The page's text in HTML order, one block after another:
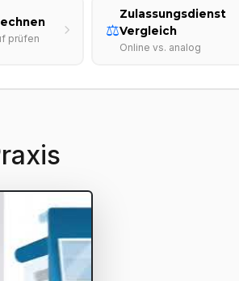
prüfen ⚖️
Zulassungsdienst
Vergleich
Online vs. analog